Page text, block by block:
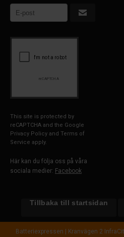
This site is protected by
reCAPTCHA and the Google
Privacy Policy and Terms of
Service apply.
Här kan du följa oss på våra
sociala medier: Facebook
Tillbaka till startsidan
Batteriexpressen | Kranvägen 2